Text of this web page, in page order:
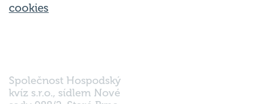
cookies
Společnost Hospodský
kvíz s.r.o., sídlem Nové